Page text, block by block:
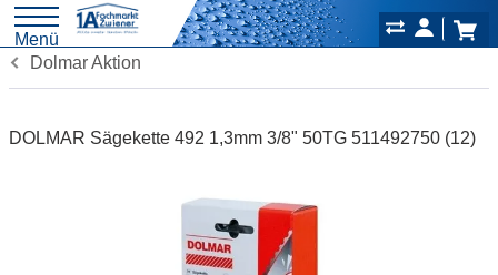
Menü
Dolmar Aktion
DOLMAR Sägekette 492 1,3mm 3/8" 50TG 511492750 (12)